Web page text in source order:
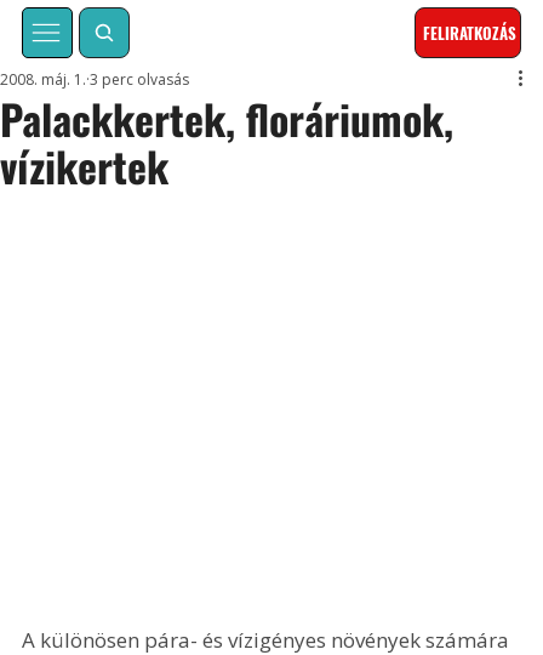
FELIRATKOZÁS
Palackkertek, floráriumok,
vízikertek
2008. máj. 1. 3 perc olvasás
A különösen pára- és vízigényes növények számára